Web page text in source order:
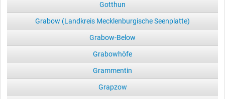
Gotthun
Grabow (Landkreis Mecklenburgische Seenplatte)
Grabow-Below
Grabowhöfe
Grammentin
Grapzow